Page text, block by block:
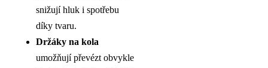
snižují hluk i spotřebu
díky tvaru.
Držáky na kola
umožňují převézt obvykle